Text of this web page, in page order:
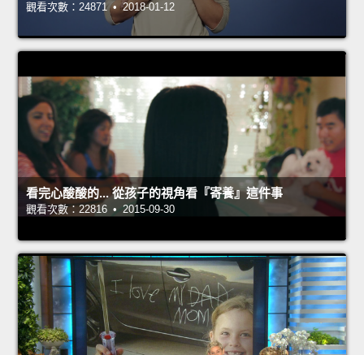
觀看次數：24871 • 2018-01-12
看完心酸酸的... 從孩子的視角看『寄養』這件事
觀看次數：22816 • 2015-09-30